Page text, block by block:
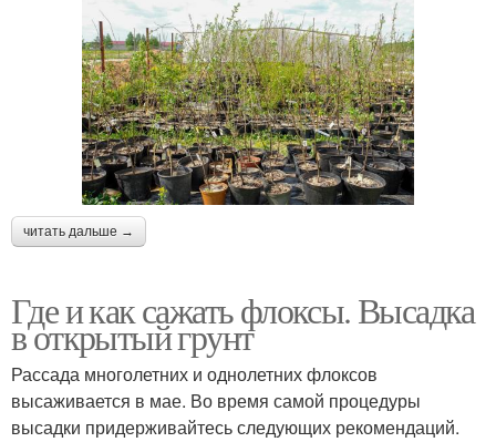
читать дальше →
Где и как сажать флоксы. Высадка
в открытый грунт
Рассада многолетних и однолетних флоксов
высаживается в мае. Во время самой процедуры
высадки придерживайтесь следующих рекомендаций.